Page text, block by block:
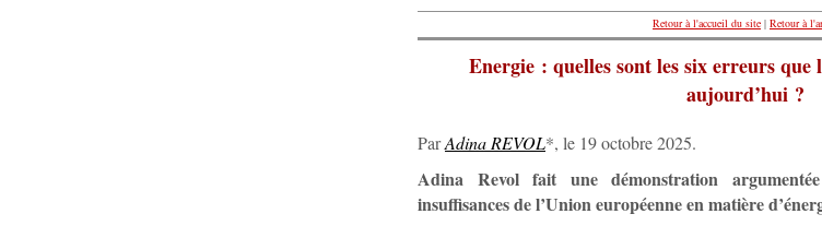
Retour à l'accueil du site | Retour à
Energie : quelles sont les six erreurs que
aujourd’hui ?
ParAdina REVOL*, le 19 octobre 2025.
Adina Revol fait une démonstration
insuffisances de l’Union européenne en matière